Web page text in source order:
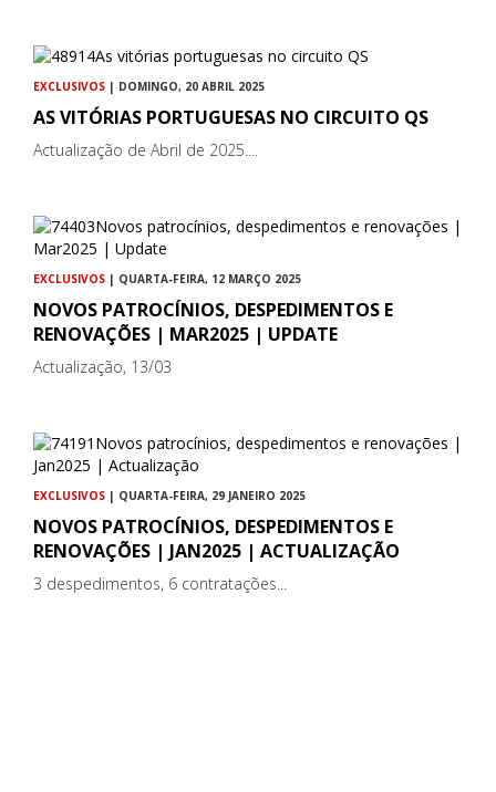
EXCLUSIVOS | DOMINGO, 20 ABRIL 2025
AS VITÓRIAS PORTUGUESAS NO CIRCUITO QS
Actualização de Abril de 2025....
EXCLUSIVOS | QUARTA-FEIRA, 12 MARÇO 2025
NOVOS PATROCÍNIOS, DESPEDIMENTOS E
RENOVAÇÕES | MAR2025 | UPDATE
Actualização, 13/03
EXCLUSIVOS | QUARTA-FEIRA, 29 JANEIRO 2025
NOVOS PATROCÍNIOS, DESPEDIMENTOS E
RENOVAÇÕES | JAN2025 | ACTUALIZAÇÃO
3 despedimentos, 6 contratações...